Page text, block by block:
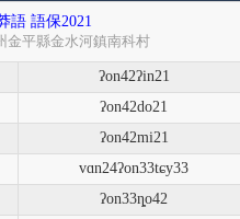
語 語保2021
金平縣金水河鎮南科村
ʔon42ʔin21
ʔon42do21
ʔon42mi21
vɑn24ʔon33tɕy33
ʔon33ȵo42